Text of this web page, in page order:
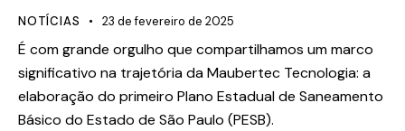
NOTÍCIAS 23 de fevereiro de 2025
É com grande orgulho que compartilhamos um marco
significativo na trajetória da Maubertec Tecnologia: a
elaboração do primeiro Plano Estadual de Saneamento
Básico do Estado de São Paulo (PESB).